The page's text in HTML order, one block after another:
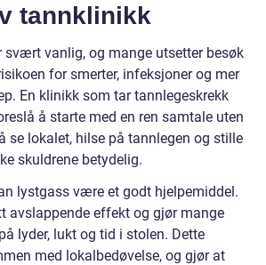
tannklinikk
svært vanlig, og mange utsetter besøk
for smerter, infeksjoner og mer
En klinikk som tar tannlegeskrekk
å starte med en ren samtale uten
se lokalet, hilse på tannlegen og stille
skuldrene betydelig.
lystgass være et godt hjelpemiddel.
avslappende effekt og gjør mange
lyder, lukt og tid i stolen. Dette
med lokalbedøvelse, og gjør at